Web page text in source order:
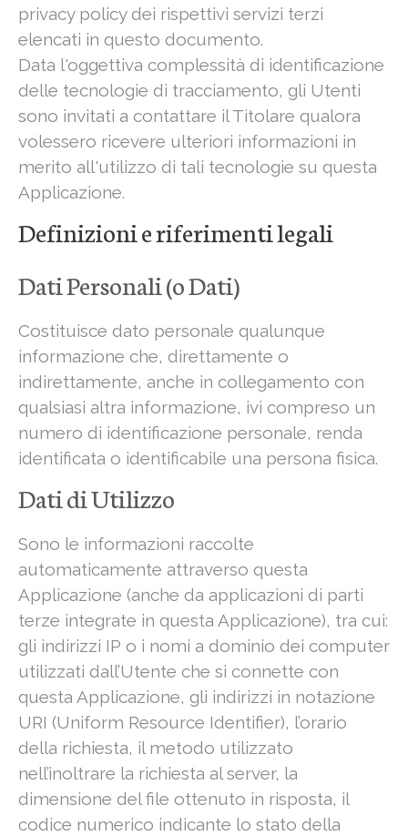
privacy policy dei rispettivi servizi terzi
elencati in questo documento.
Data l'oggettiva complessità di identificazione
delle tecnologie di tracciamento, gli Utenti
sono invitati a contattare il Titolare qualora
volessero ricevere ulteriori informazioni in
merito all'utilizzo di tali tecnologie su questa
Applicazione.
Definizioni e riferimenti legali
Dati Personali (o Dati)
Costituisce dato personale qualunque
informazione che, direttamente o
indirettamente, anche in collegamento con
qualsiasi altra informazione, ivi compreso un
numero di identificazione personale, renda
identificata o identificabile una persona fisica.
Dati di Utilizzo
Sono le informazioni raccolte
automaticamente attraverso questa
Applicazione (anche da applicazioni di parti
terze integrate in questa Applicazione), tra cui:
gli indirizzi IP o i nomi a dominio dei computer
utilizzati dall’Utente che si connette con
questa Applicazione, gli indirizzi in notazione
URI (Uniform Resource Identifier), l’orario
della richiesta, il metodo utilizzato
nell’inoltrare la richiesta al server, la
dimensione del file ottenuto in risposta, il
codice numerico indicante lo stato della